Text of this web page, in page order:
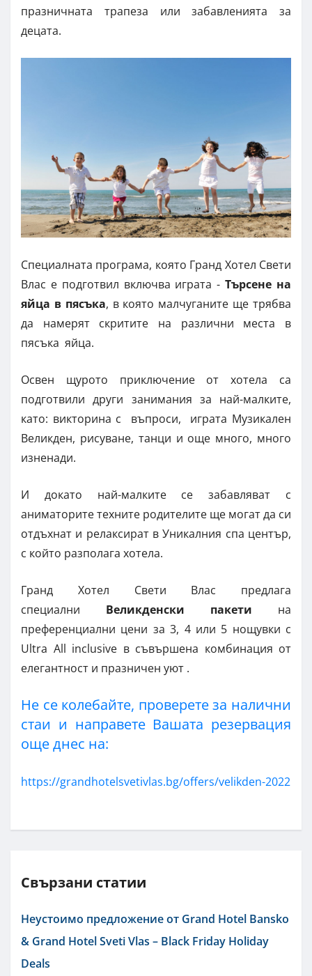
празничната трапеза или забавленията за
децата.
Специалната програма, която Гранд Хотел Свети
Влас е подготвил включва играта -Търсене на
яйца в пясъка, в която малчуганите ще трябва
да намерят скритите на различни места в
пясъка яйца.
Освен щурото приключение от хотела са
подготвили други занимания за най-малките,
като: викторина с въпроси, играта Музикален
Великден, рисуване, танци и още много, много
изненади.
И докато най-малките се забавляват с
аниматорите техните родителите ще могат да си
отдъхнат и релаксират в Уникалния спа център,
с който разполага хотела.
Гранд Хотел Свети Влас предлага
специални Великденски пакети на
преференциални цени за 3, 4 или 5 нощувки с
Ultra All inclusive в съвършена комбинация от
елегантност и празничен уют .
Не се колебайте, проверете за налични
стаи и направете Вашата резервация
още днес на:
https://grandhotelsvetivlas.bg/offers/velikden-2022
Свързани статии
Неустоимо предложение от Grand Hotel Bansko
& Grand Hotel Sveti Vlas – Black Friday Holiday
Deals